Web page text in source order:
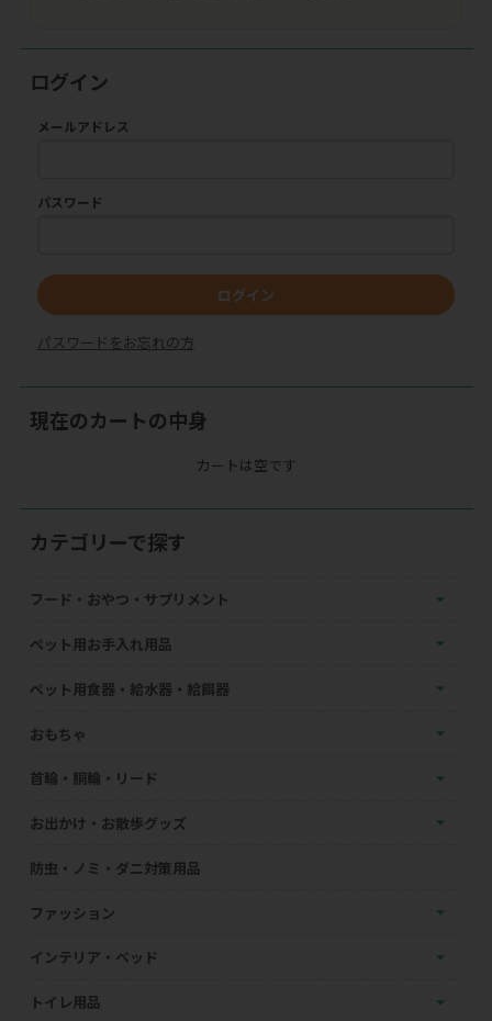
ログイン
メールアドレス
パスワード
ログイン
パスワードをお忘れの方
現在のカートの中身
カートは空です
カテゴリーで探す
フード・おやつ・サプリメント
ペット用お手入れ用品
ペット用食器・給水器・給餌器
おもちゃ
首輪・胴輪・リード
お出かけ・お散歩グッズ
防虫・ノミ・ダニ対策用品
ファッション
インテリア・ベッド
トイレ用品